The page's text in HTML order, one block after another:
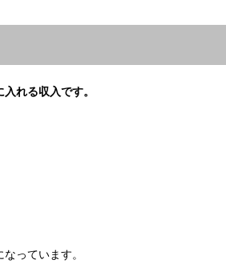
れる収入です。
っています。